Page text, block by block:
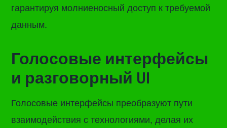
гарантируя молниеносный доступ к требуемой
данным.
Голосовые интерфейсы
и разговорный UI
Голосовые интерфейсы преобразуют пути
взаимодействия с технологиями, делая их